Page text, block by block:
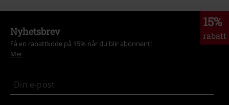
15%
rabatt
Nyhetsbrev
Få en rabattkode på 15% når du blir abonnent!
Mer